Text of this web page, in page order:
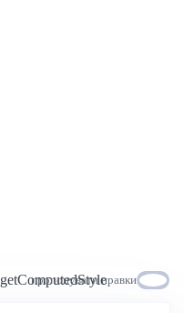
getComputedStyle
пропонувати правки